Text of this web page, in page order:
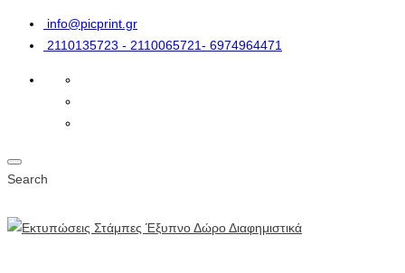
info@picprint.gr
2110135723 - 2110065721- 6974964471
Search